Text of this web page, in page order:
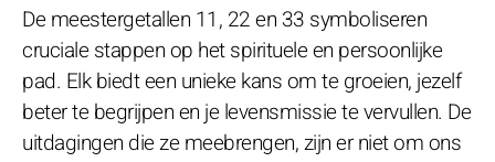
De meestergetallen 11, 22 en 33 symboliseren
cruciale stappen op het spirituele en persoonlijke
pad. Elk biedt een unieke kans om te groeien, jezelf
beter te begrijpen en je levensmissie te vervullen. De
uitdagingen die ze meebrengen, zijn er niet om ons